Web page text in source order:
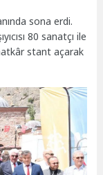
sona erdi.
80 sanatçı ile
stant açarak